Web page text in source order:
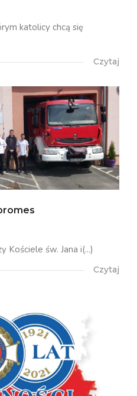
katolicy chcą się
Czytaj
Kościele św. Jana i(...)
Czytaj